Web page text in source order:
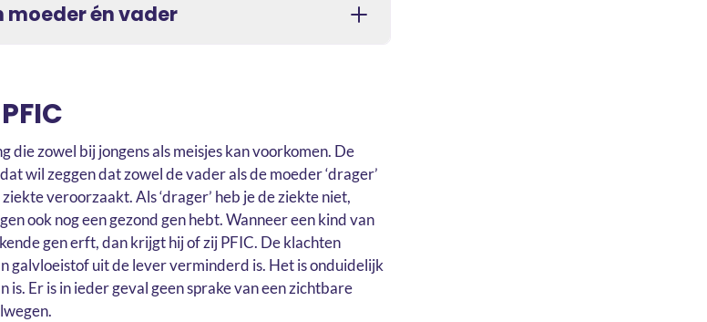
moeder én vader
die zowel bij jongens als meisjes kan voorkomen. De
wil zeggen dat zowel de vader als de moeder ‘drager’
veroorzaakt. Als ‘drager’ heb je de ziekte niet,
ook nog een gezond gen hebt. Wanneer een kind van
gen erft, dan krijgt hij of zij PFIC. De klachten
galvloeistof uit de lever verminderd is. Het is onduidelijk
is. Er is in ieder geval geen sprake van een zichtbare